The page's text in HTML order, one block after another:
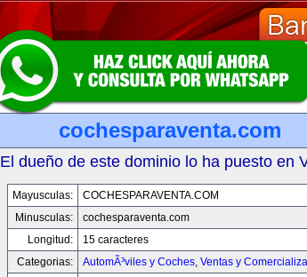
cochesparaventa.com
El dueño de este dominio lo ha puesto en
Mayusculas:
COCHESPARAVENTA.COM
Minusculas:
cochesparaventa.com
Longitud:
15 caracteres
Categorias:
AutomÃ³viles y Coches, Ventas y